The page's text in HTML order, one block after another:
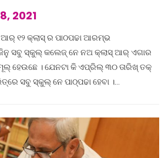
2021
ଆର୍ ୧୨ କ୍ଲାସ୍ ର ପାଠପଢା ଆରମ୍ଭ
ସବୁ ସ୍କୁଲ୍ କଲେଜ୍ ନେ ନଅ କ୍ଲାସ୍ ଆର୍ ଏଗାର
ହେଉଛେ । ଯେନଟା କି ଏପ୍ରିଲ୍ ୩୦ ତାରିଖ୍ ତକ୍
ସବୁ ସ୍କୁଲ୍ ନେ ପାଠ୍‌ପଢା ହେବା ।…